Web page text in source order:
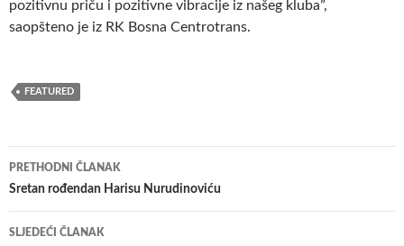
pozitivnu priču i pozitivne vibracije iz našeg kluba”,
saopšteno je iz RK Bosna Centrotrans.
FEATURED
Navigacija
članaka
PRETHODNI ČLANAK
Sretan rođendan Harisu Nurudinoviću
SLJEDEĆI ČLANAK